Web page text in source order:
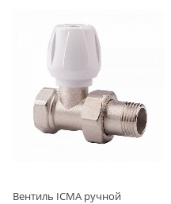
Вентиль ICMA ручной